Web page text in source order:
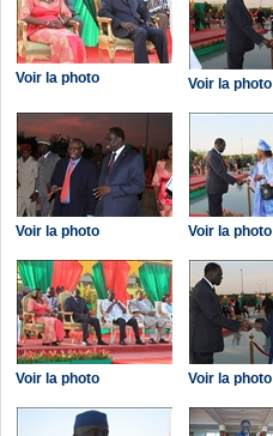
Voir la photo Voir la photo
Voir la photo Voir la photo
Voir la photo Voir la photo